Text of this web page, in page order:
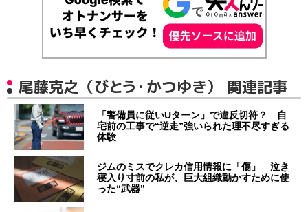
尾藤克之（びとう・かつゆき） 関連記事
「警備員に従いUターン」で違反切符？ 自
宅前の工事で“逆走”強いられた理不尽すぎる
体験
ジムのミスでクレカ信用情報に「傷」 泣き
寝入り寸前の私が、巨大組織動かすために使
った“武器”